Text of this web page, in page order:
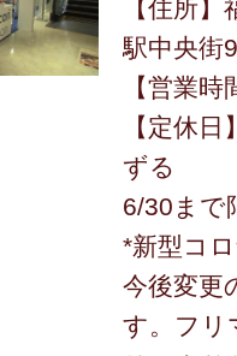
【住所
駅中央街
【営業
【定休
ずる
6/30まで
*新型コ
今後変更
す。フリ